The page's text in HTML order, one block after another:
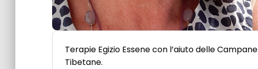
Terapie Egizio Essene con l’aiuto delle Campane
Tibetane.